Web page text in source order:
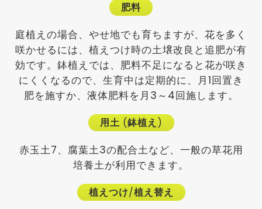
肥料
庭植えの場合、やせ地でも育ちますが、花を多く
咲かせるには、植えつけ時の土壌改良と追肥が有
効です。鉢植えでは、肥料不足になると花が咲き
にくくなるので、生育中は定期的に、月1回置き
肥を施すか、液体肥料を月3～4回施します。
用土 (鉢植え)
赤玉土7、腐葉土3の配合土など、一般の草花用
培養土が利用できます。
植えつけ/植え替え